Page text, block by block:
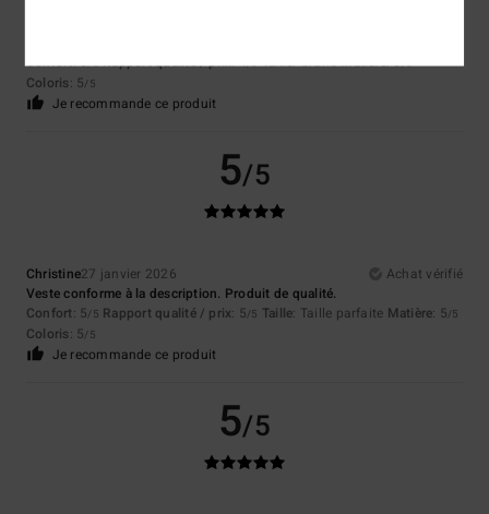
Confort: 5/5 Rapport qualité / prix: 4/5 Taille: GrandMatière: 5/5
Coloris: 5/5
Je recommande ce produit
5/5
Christine27 janvier 2026
Achat vérifié
Veste conforme à la description. Produit de qualité.
Confort: 5/5 Rapport qualité / prix: 5/5 Taille: Taille parfaite Matière: 5/5
Coloris: 5/5
Je recommande ce produit
5/5